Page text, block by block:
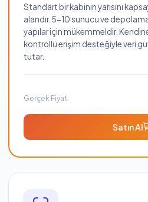
Standart bir kabinin yarısını
alandır. 5-10 sunucu ve
yapılar için mükemmeldir.
kontrollü erişim desteğiyle veri
tutar.
Gerçek Fiyat
Satın Al